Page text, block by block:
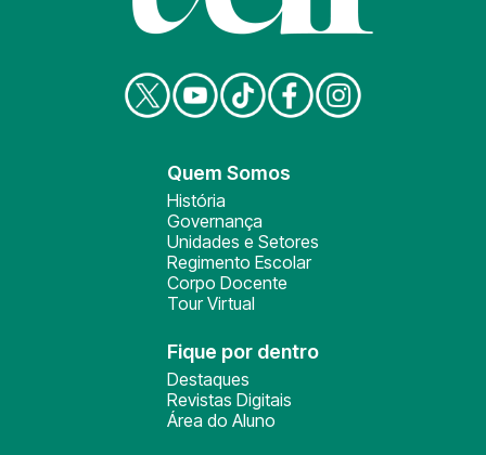
Quem Somos
História
Governança
Unidades e Setores
Regimento Escolar
Corpo Docente
Tour Virtual
Fique por dentro
Destaques
Revistas Digitais
Área do Aluno